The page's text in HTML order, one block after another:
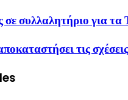
συλλαλητήριο για
τις